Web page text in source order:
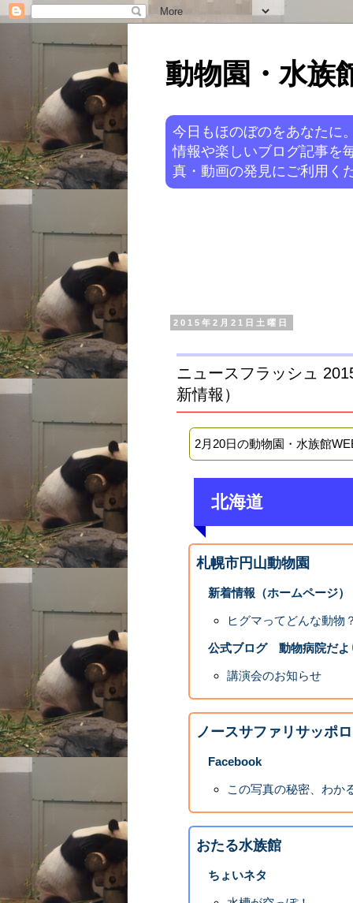
動物園・水族
今日もほのぼのをあなたに
情報や楽しいブログ記事を
真・動画の発見にご利用く
2015年2月21日土曜日
ニュースフラッシュ
新情報）
2月20日の動物園・水族館
北海道
札幌市円山動物園
新着情報（ホームページ）
ヒグマってどんな動物
公式ブログ 動物病院だよ
講演会のお知らせ
ノースサファリサッポロ
Facebook
この写真の秘密、わか
おたる水族館
ちょいネタ